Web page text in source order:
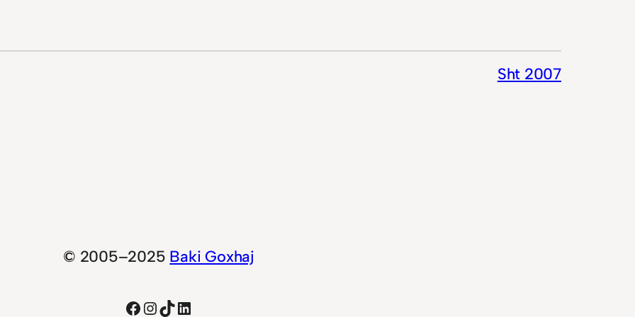
Sht 2007
© 2005–2025 Baki Goxhaj
Facebook
Instagram
TikTokLinkedIn